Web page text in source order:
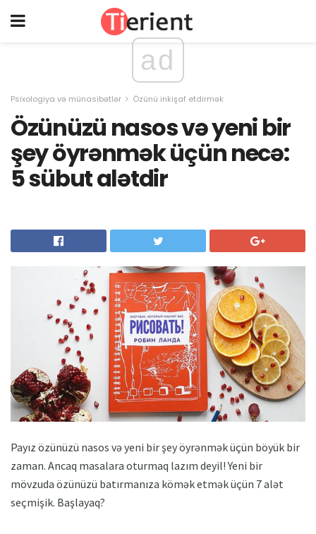
ad
Psixologiya və münasibətlər Özünü inkişaf etdirmək
Özünüzü nasos və yeni bir
şey öyrənmək üçün necə:
5 sübut alətdir
Payız özünüzü nasos və yeni bir şey öyrənmək üçün böyük bir
zaman. Ancaq masalara oturmaq lazım deyil! Yeni bir
mövzuda özünüzü batırmanıza kömək etmək üçün 7 alət
seçmişik. Başlayaq?